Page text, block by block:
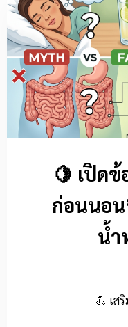
🍋 เปิด
ก่อนนอ
น้ำ
💪 เส